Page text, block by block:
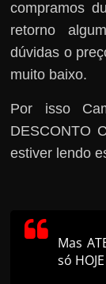
compramos
retorno
dúvidas o
muito baixo.
Por isso
DESCONTO
estiver lendo
Mas
só